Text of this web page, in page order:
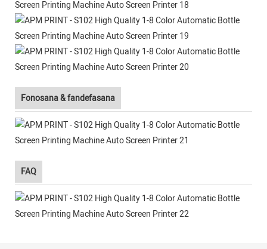
Fonosana & fandefasana
FAQ